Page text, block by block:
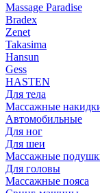
Massage Paradise
Bradex
Zenet
Takasima
Hansun
Gess
HASTEN
Для тела
Массажные
Автомобильные
Для ног
Для шеи
Массажные
Для головы
Массажные пояса